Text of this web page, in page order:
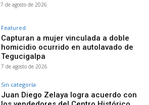
7 de agosto de 2026
Featured
Capturan a mujer vinculada a doble
homicidio ocurrido en autolavado de
Tegucigalpa
7 de agosto de 2026
Sin categoría
Juan Diego Zelaya logra acuerdo con